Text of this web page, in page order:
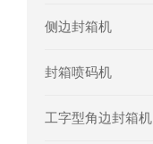
侧边封箱机
封箱喷码机
工字型角边封箱机